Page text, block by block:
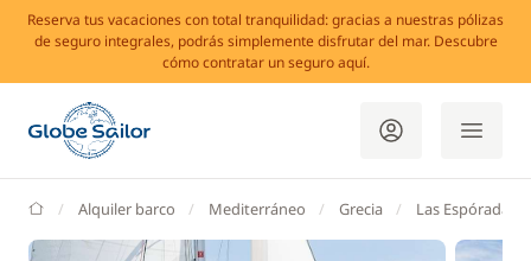
Reserva tus vacaciones con total tranquilidad: gracias a nuestras pólizas
de seguro integrales, podrás simplemente disfrutar del mar. Descubre
cómo contratar un seguro aquí.
GlobeSailor
Alquiler barco Mediterráneo Grecia Las Espóradas